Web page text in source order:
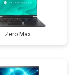
Zero Max